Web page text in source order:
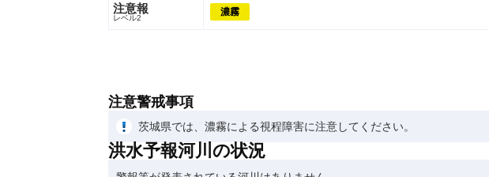
注意報
レベル2 濃霧
注意警戒事項
茨城県では、濃霧による視程障害に注意してください。
洪水予報河川の状況